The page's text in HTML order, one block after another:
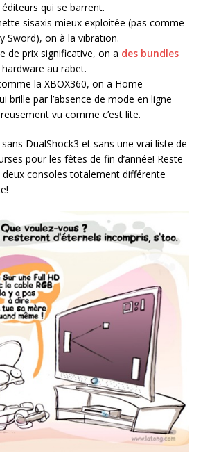
qui se barrent.
sisaxis mieux exploitée (pas comme
Sword), on à la vibration.
de prix significative, on a des bundles
au rabet.
la XBOX360, on a Home
brille par l’absence de mode en ligne
vu comme c’est lite.
DualShock3 et sans une vrai liste de
pour les fêtes de fin d’année! Reste
deux consoles totalement différente